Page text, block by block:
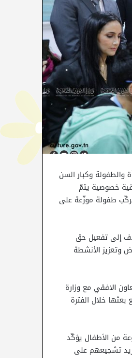
والطفولة وكبار السن
بالمرسى، اتفاقية خصوصية يتمّ
تركيز نواتات مكتبات وقاعات مطالعة وتأثيثها بالكتب والمراجع اللازمة بـ107 مركّب طفولة موزّعة على
إلى تفعيل حق
وتعزيز الأنشطة
الافقي مع وزارة
بعثها خلال الفترة
من الأطفال يؤكّد
تشجيعهم على